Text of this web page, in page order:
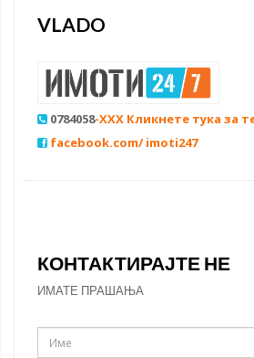
VLADO
0784058-XXX Кликнете тука за
facebook.com/ imoti247
КОНТАКТИРАЈТЕ НЕ
ИМАТЕ ПРАШАЊА